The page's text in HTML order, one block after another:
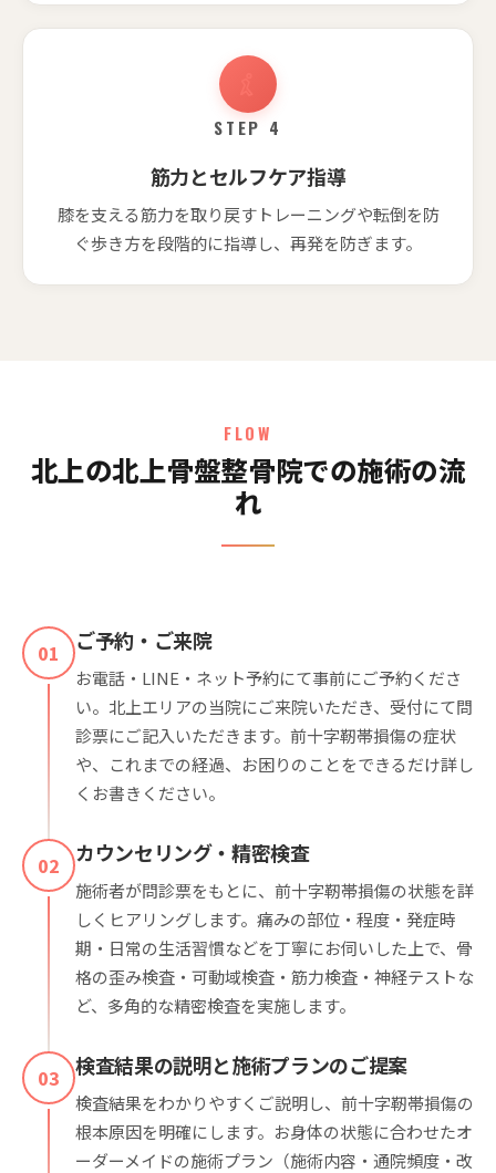
STEP 4
筋力とセルフケア指導
膝を支える筋力を取り戻すトレーニングや転倒を防
ぐ歩き方を段階的に指導し、再発を防ぎます。
FLOW
北上の北上骨盤整骨院での施術の流
れ
01 ご予約・ご来院
お電話・LINE・ネット予約にて事前にご予約くださ
い。北上エリアの当院にご来院いただき、受付にて問
診票にご記入いただきます。前十字靭帯損傷の症状
や、これまでの経過、お困りのことをできるだけ詳し
くお書きください。
02 カウンセリング・精密検査
施術者が問診票をもとに、前十字靭帯損傷の状態を詳
しくヒアリングします。痛みの部位・程度・発症時
期・日常の生活習慣などを丁寧にお伺いした上で、骨
格の歪み検査・可動域検査・筋力検査・神経テストな
ど、多角的な精密検査を実施します。
03 検査結果の説明と施術プランのご提案
検査結果をわかりやすくご説明し、前十字靭帯損傷の
根本原因を明確にします。お身体の状態に合わせたオ
ーダーメイドの施術プラン（施術内容・通院頻度・改